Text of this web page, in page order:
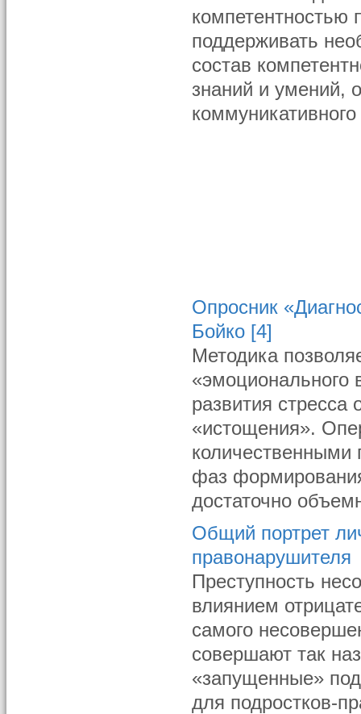
компетентностью
поддерживать
состав
знаний и умений,
Опросник
Бойко [4]
Методика
«эмоционального
развития стресса
«истощения».
количественными
фаз
достаточно
Общий портрет
правонарушителя
Преступность
влиянием
самого
совершают так
«запущенные»
для подростков-